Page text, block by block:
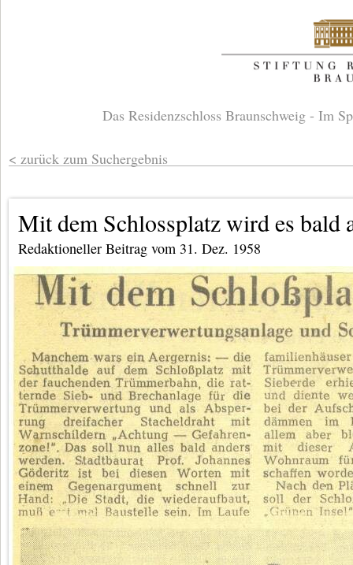
Das Residenzschloss Braunschweig - Im
zurück zum Suchergebnis
Mit dem Schlossplatz wird es bald
Redaktioneller Beitrag vom 31. Dez. 1958